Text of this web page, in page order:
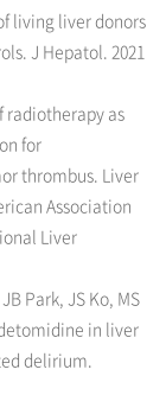
living liver donors
J Hepatol. 2021
radiotherapy as
for
thrombus. Liver
Association
Liver
Park, JS Ko, MS
in liver
delirium.